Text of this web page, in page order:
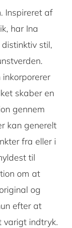
Inspireret af
har Ina
stil,
inkorporerer
skaber en
gennem
kan generelt
fra eller i
til
om at
og
efter at
varigt indtryk.